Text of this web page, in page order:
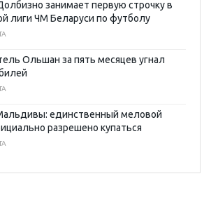
занимает первую строчку в
лиги ЧМ Беларуси по футболу
Ольшан за пять месяцев угнал
единственный меловой
разрешено купаться